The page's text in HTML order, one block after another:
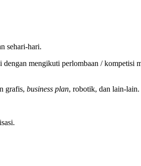
sehari-hari.
dengan mengikuti perlombaan / kompetisi
grafis, business plan, robotik, dan lain-lain.